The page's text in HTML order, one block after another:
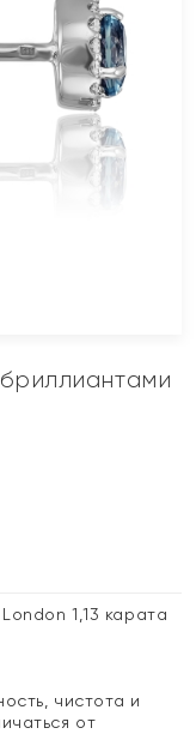
1,13 карата
чистота и
от